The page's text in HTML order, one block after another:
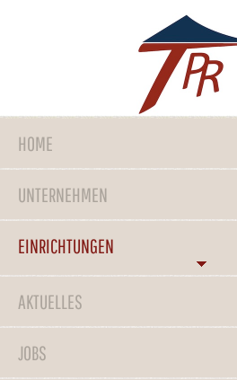
HOME
UNTERNEHMEN
EINRICHTUNGEN
AKTUELLES
JOBS